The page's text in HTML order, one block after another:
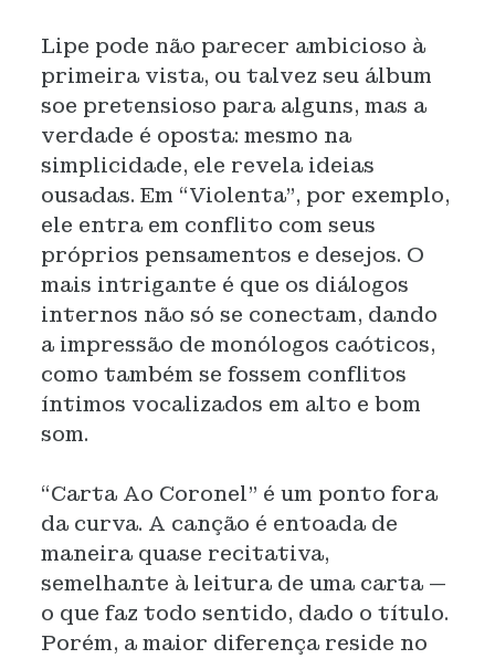
Lipe pode não parecer ambicioso à
primeira vista, ou talvez seu álbum
soe pretensioso para alguns, mas a
verdade é oposta: mesmo na
simplicidade, ele revela ideias
ousadas. Em “Violenta”, por exemplo,
ele entra em conflito com seus
próprios pensamentos e desejos. O
mais intrigante é que os diálogos
internos não só se conectam, dando
a impressão de monólogos caóticos,
como também se fossem conflitos
íntimos vocalizados em alto e bom
som.
“Carta Ao Coronel” é um ponto fora
da curva. A canção é entoada de
maneira quase recitativa,
semelhante à leitura de uma carta —
o que faz todo sentido, dado o título.
Porém, a maior diferença reside no